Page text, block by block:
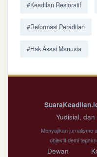
#Keadilan Restoratif
#Reformasi Peradilan
#Hak Asasi Manusia
Yudisial,
Menyajikan jurnalisme
objektif demi
Dewan